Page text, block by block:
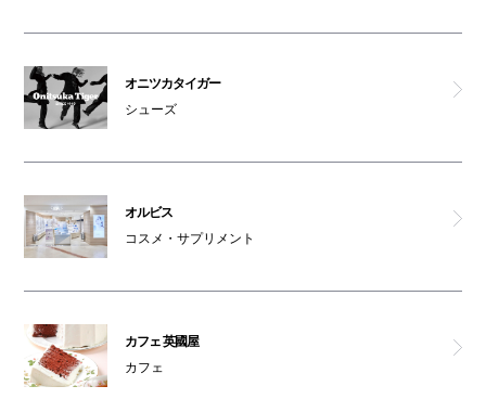
生麺専門 鎌倉パスタ
コリアンキッチン シジャン
オニツカタイガー
シューズ
オルビス
コスメ・サプリメント
カフェ 英國屋
カフェ